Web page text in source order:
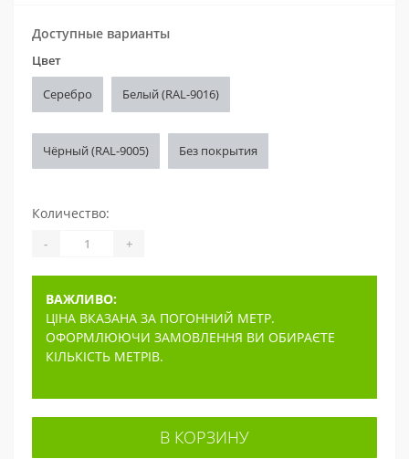
Доступные варианты
Цвет
Серебро Белый (RAL-9016)
Чёрный (RAL-9005) Без покрытия
Количество:
- +
ВАЖЛИВО:
ЦІНА ВКАЗАНА ЗА ПОГОННИЙ МЕТР.
ОФОРМЛЮЮЧИ ЗАМОВЛЕННЯ ВИ ОБИРАЄТЕ
КІЛЬКІСТЬ МЕТРІВ.
В КОРЗИНУ